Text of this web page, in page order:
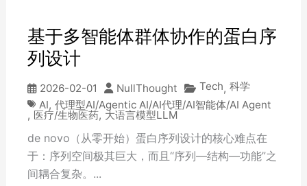
基于多智能体群体协作的蛋白序
列设计
2026-02-01 NullThought Tech, 科学
AI, 代理型AI/Agentic AI/AI代理/AI智能体/AI Agent
, 医疗/生物医药, 大语言模型LLM
de novo（从零开始）蛋白序列设计的核心难点在
于：序列空间极其巨大，而且“序列—结构—功能”之
间耦合复杂。...